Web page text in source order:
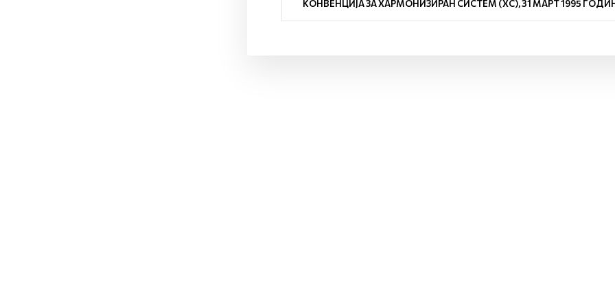
КОНВЕНЦИЈА ЗА ХАРМОНИЗИРАН СИСТЕМ (ХС), 31 МАРТ 1995